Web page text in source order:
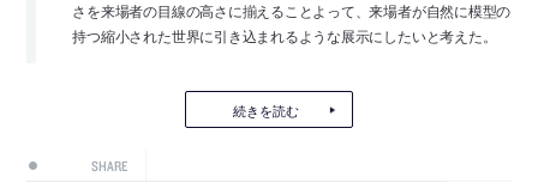
さを来場者の目線の高さに揃えることよって、来場者が自然に模型の
持つ縮小された世界に引き込まれるような展示にしたいと考えた。
続きを読む
SHARE